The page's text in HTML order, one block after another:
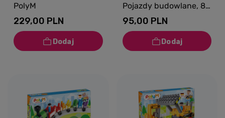
PolyM
229,00 PLN
Pojazdy budowlane, 80
el., 18m+, PolyM
95,00 PLN